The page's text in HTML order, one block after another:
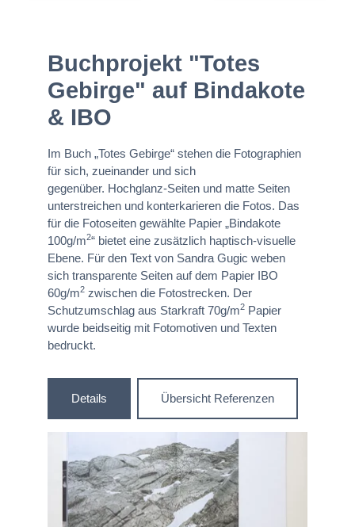
Buchprojekt "Totes
Gebirge" auf Bindakote
& IBO
Im Buch „Totes Gebirge“ stehen die Fotographien
für sich, zueinander und sich
gegenüber. Hochglanz-Seiten und matte Seiten
unterstreichen und konterkarieren die Fotos. Das
für die Fotoseiten gewählte Papier „Bindakote
100g/m2“ bietet eine zusätzlich haptisch-visuelle
Ebene. Für den Text von Sandra Gugic weben
sich transparente Seiten auf dem Papier IBO
60g/m2 zwischen die Fotostrecken. Der
Schutzumschlag aus Starkraft 70g/m2 Papier
wurde beidseitig mit Fotomotiven und Texten
bedruckt.
Details Übersicht Referenzen